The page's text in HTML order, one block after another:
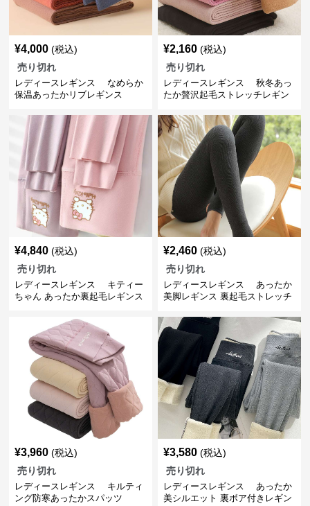
¥4,000 (税込)
売り切れ
レディースレギンス なめらか
保温あったかリブレギンス
¥2,160 (税込)
売り切れ
レディースレギンス 秋冬あっ
たか贅沢起毛ストレッチレギン
¥4,840 (税込)
売り切れ
レディースレギンス キティー
ちゃん あったか裏起毛レギンス
¥2,460 (税込)
売り切れ
レディースレギンス あったか
美脚レギンス 裏起毛ストレッチ
¥3,960 (税込)
売り切れ
レディースレギンス キルティ
ング防寒あったかスパッツ
¥3,580 (税込)
売り切れ
レディースレギンス あったか
美シルエット 裏ボア付きレギン